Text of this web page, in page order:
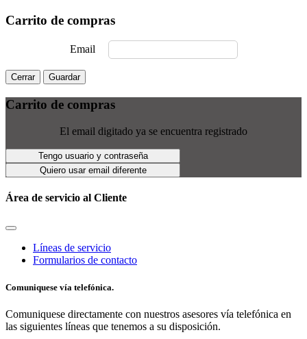
Carrito de compras
Email
Cerrar Guardar
Carrito de compras
El email digitado ya se encuentra registrado
Tengo usuario y contraseña
Quiero usar email diferente
Área de servicio al Cliente
Líneas de servicio
Formularios de contacto
Comuniquese vía telefónica.
Comuniquese directamente con nuestros asesores vía telefónica en
las siguientes líneas que tenemos a su disposición.